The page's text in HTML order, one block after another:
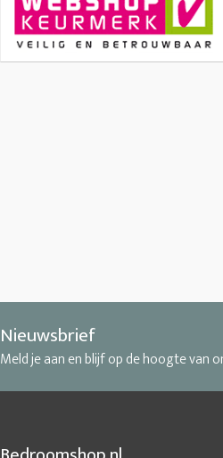
Nieuwsbrief
Meld je aan en blijf op de hoogte van